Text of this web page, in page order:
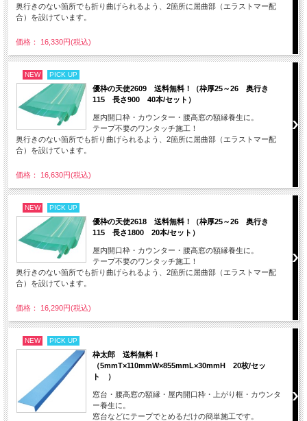
奥行きのない箇所でも折り曲げられるよう、2箇所に屈曲部（エラストマー配
合）を設けています。
価格： 16,330円(税込)
NEW PICK UP
優枠の天使2609 送料無料！（枠厚25～26 奥行き
115 長さ900 40本/セット）
屋内開口枠・カウンター・腰高窓の額縁養生に。
テープ不要のワンタッチ施工！
奥行きのない箇所でも折り曲げられるよう、2箇所に屈曲部（エラストマー配
合）を設けています。
価格： 16,630円(税込)
NEW PICK UP
優枠の天使2618 送料無料！（枠厚25～26 奥行き
115 長さ1800 20本/セット）
屋内開口枠・カウンター・腰高窓の額縁養生に。
テープ不要のワンタッチ施工！
奥行きのない箇所でも折り曲げられるよう、2箇所に屈曲部（エラストマー配
合）を設けています。
価格： 16,290円(税込)
NEW PICK UP
枠太郎 送料無料！
（5mmT×110mmW×855mmL×30mmH 20枚/セッ
ト ）
窓台・腰高窓の額縁・屋内開口枠・上がり框・カウンタ
ー養生に。
窓台などにテープでとめるだけの簡単施工です。